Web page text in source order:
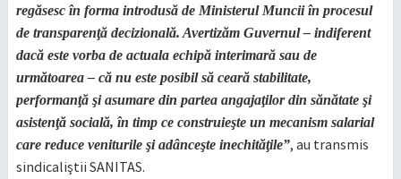
regăsesc în forma introdusă de Ministerul Muncii în procesul
de transparenţă decizională. Avertizăm Guvernul – indiferent
dacă este vorba de actuala echipă interimară sau de
următoarea – că nu este posibil să ceară stabilitate,
performanţă şi asumare din partea angajaţilor din sănătate şi
asistenţă socială, în timp ce construieşte un mecanism salarial
care reduce veniturile şi adânceşte inechităţile”, au transmis
sindicaliştii SANITAS.